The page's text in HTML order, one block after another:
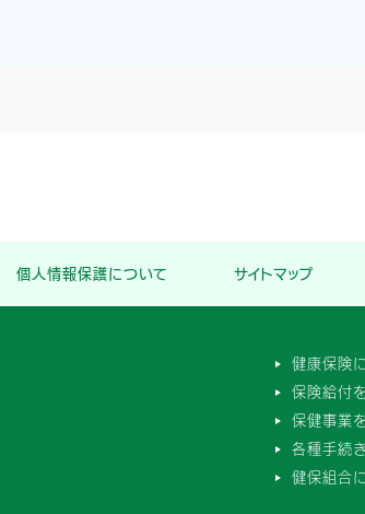
個人情報保護について サイトマップ
健康保険
保険給付
保健事業
各種手続
健保組合